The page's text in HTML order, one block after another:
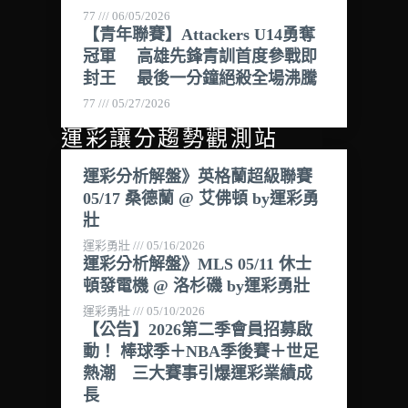
77 06/05/2026
【青年聯賽】Attackers U14勇奪
冠軍 高雄先鋒青訓首度參戰即
封王 最後一分鐘絕殺全場沸騰
77 05/27/2026
運彩讓分趨勢觀測站
運彩分析解盤》英格蘭超級聯賽
05/17 桑德蘭 @ 艾佛頓 by運彩勇
壯
運彩勇壯 05/16/2026
運彩分析解盤》MLS 05/11 休士
頓發電機 @ 洛杉磯 by運彩勇壯
運彩勇壯 05/10/2026
【公告】2026第二季會員招募啟
動！ 棒球季＋NBA季後賽＋世足
熱潮 三大賽事引爆運彩業績成
長